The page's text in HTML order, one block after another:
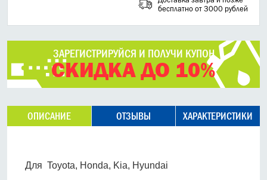
бесплатно от 3000 рублей
ЗАРЕГИСТРИРУЙСЯ И ПОЛУЧИ КУПОН
СКИДКА ДО 10%
ОПИСАНИЕ ОТЗЫВЫ ХАРАКТЕРИСТИКИ
Для Toyota, Honda, Kia, Hyundai